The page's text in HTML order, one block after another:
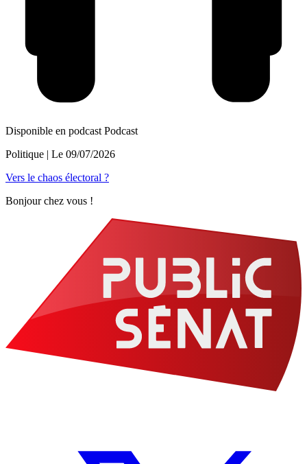
Disponible en podcast Podcast
Politique | Le 09/07/2026
Vers le chaos électoral ?
Bonjour chez vous !